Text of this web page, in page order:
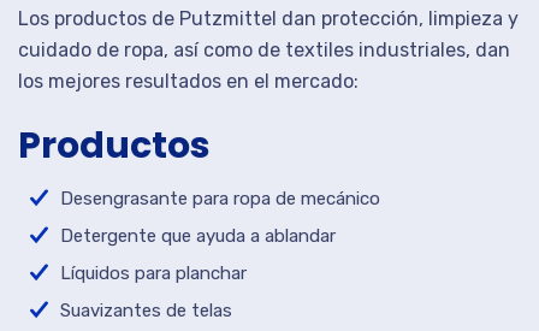
Los productos de Putzmittel dan protección, limpieza y
cuidado de ropa, así como de textiles industriales, dan
los mejores resultados en el mercado:
Productos
Desengrasante para ropa de mecánico
Detergente que ayuda a ablandar
Líquidos para planchar
Suavizantes de telas